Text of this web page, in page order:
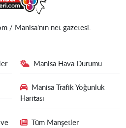
/ Manisa'nın net gazetesi.
Manisa Hava Durumu
Manisa Trafik Yoğunluk
Haritası
Tüm Manşetler